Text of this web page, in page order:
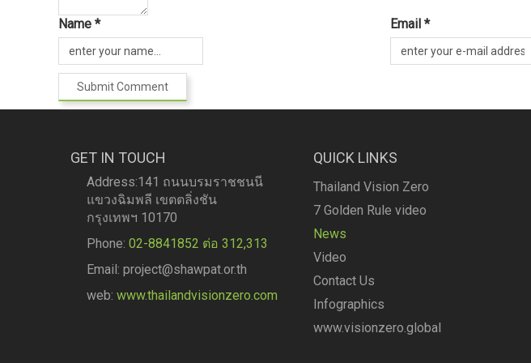
Name * Email *
GET IN TOUCH
Address:141 ถนนบรมราชชนนี
แขวงฉิมพลี เขตตลิ่งชัน
กรุงเทพฯ 10170
Phone: 02-8841852 ต่อ 312,313
Email: project@shawpat.or.th
web: www.thailandvisionzero.com
QUICK LINKS
Thailand Vision Zero
7 Golden Rule video
News
Video
Contact Us
Infographics
www.visionzero.global